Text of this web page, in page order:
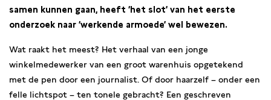
samen kunnen gaan, heeft ‘het slot’ van het eerste
onderzoek naar ‘werkende armoede’ wel bewezen.
Wat raakt het meest? Het verhaal van een jonge
winkelmedewerker van een groot warenhuis opgetekend
met de pen door een journalist. Of door haarzelf – onder een
felle lichtspot – ten tonele gebracht? Een geschreven